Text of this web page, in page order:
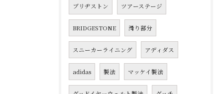
ブリヂストン ツアーステージ
BRIDGESTONE 滑り部分
スニーカーライニング アディダス
adidas 製法 マッケイ製法